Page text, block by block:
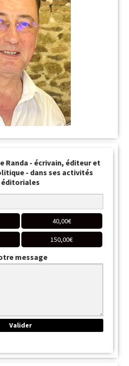
Randa - écrivain, éditeur et
- dans ses activités
éditoriales
40,00€
150,00€
message